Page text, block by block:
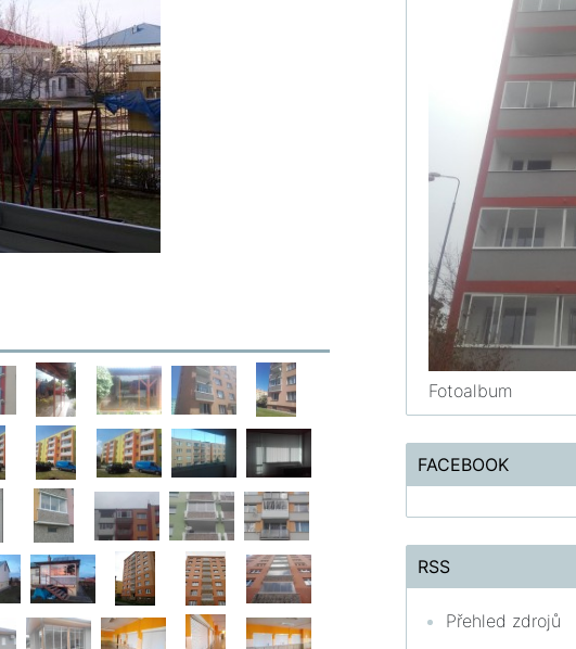
Fotoalbum
FACEBOOK
RSS
Přehled zdrojů